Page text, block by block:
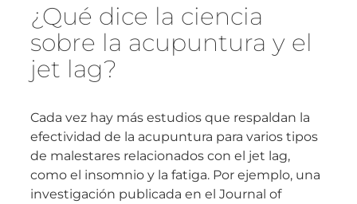
¿Qué dice la ciencia
sobre la acupuntura y el
jet lag?
Cada vez hay más estudios que respaldan la
efectividad de la acupuntura para varios tipos
de malestares relacionados con el jet lag,
como el insomnio y la fatiga. Por ejemplo, una
investigación publicada en el Journal of